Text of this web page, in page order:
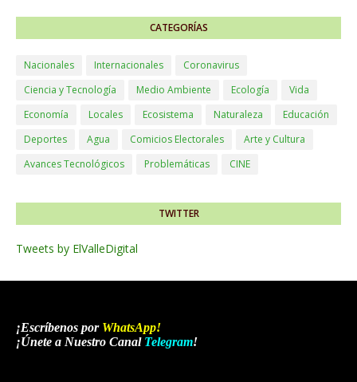
CATEGORÍAS
Nacionales Internacionales
Coronavirus
Ciencia y Tecnología
Medio Ambiente Ecología
Vida
Economía
Locales Ecosistema Naturaleza
Educación
Deportes
Agua Comicios Electorales
Arte y Cultura
Avances Tecnológicos
Problemáticas CINE
TWITTER
Tweets by ElValleDigital
¡Escríbenos por WhatsApp!
¡Únete a Nuestro Canal Telegram!